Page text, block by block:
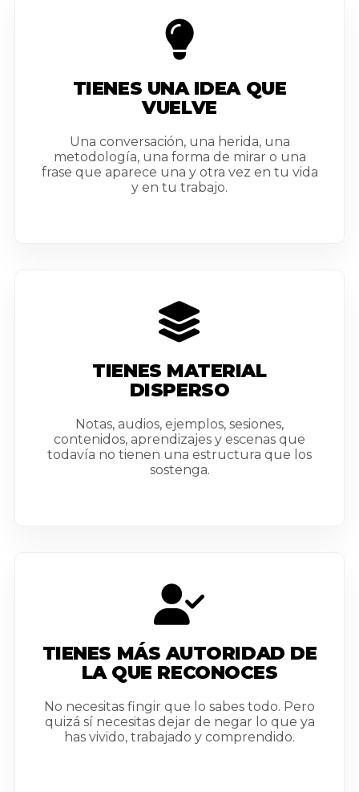
TIENES UNA IDEA QUE
VUELVE
Una conversación, una herida, una
metodología, una forma de mirar o una
frase que aparece una y otra vez en tu vida
y en tu trabajo.
TIENES MATERIAL
DISPERSO
Notas, audios, ejemplos, sesiones,
contenidos, aprendizajes y escenas que
todavía no tienen una estructura que los
sostenga.
TIENES MÁS AUTORIDAD DE
LA QUE RECONOCES
No necesitas fingir que lo sabes todo. Pero
quizá sí necesitas dejar de negar lo que ya
has vivido, trabajado y comprendido.